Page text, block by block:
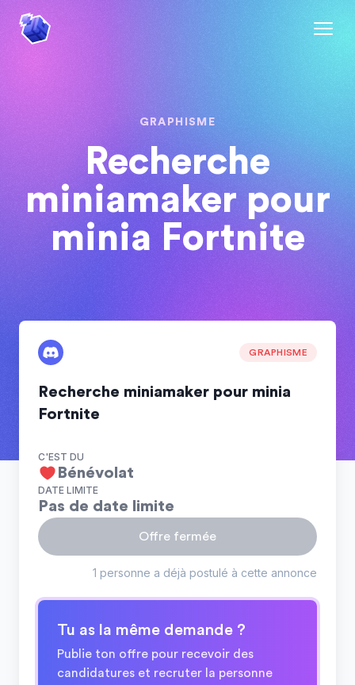
GRAPHISME
Recherche
miniamaker pour
minia Fortnite
GRAPHISME
Recherche miniamaker pour minia
Fortnite
C'EST DU
Bénévolat
DATE LIMITE
Pas de date limite
Offre fermée
1 personne a déjà postulé à cette annonce
Tu as la même demande ?
Publie ton offre pour recevoir des
candidatures et recruter la personne